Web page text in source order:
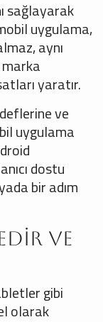
sağlayarak
uygulama,
aynı
yaratır.
ve
uygulama
dostu
bir adım
ve
gibi
olarak